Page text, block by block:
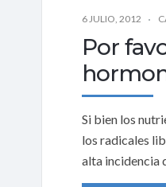
6 JULIO, 2012
Por
Si bien los
los radicales
alta incidencia